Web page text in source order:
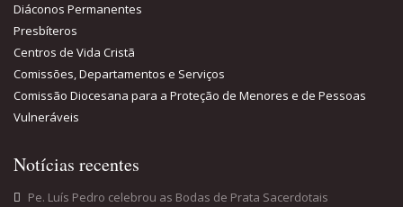
Diáconos Permanentes
Presbíteros
Centros de Vida Cristã
Comissões, Departamentos e Serviços
Comissão Diocesana para a Proteção de Menores e de Pessoas
Vulneráveis
Notícias recentes
Pe. Luís Pedro celebrou as Bodas de Prata Sacerdotais